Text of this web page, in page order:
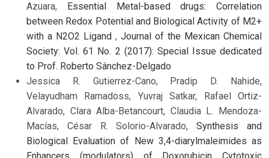
Azuara,
Essential Metal-based drugs: Correlation
between Redox Potential and Biological Activity of M2+
with a N2O2 Ligand , Journal of the Mexican Chemical
Society: Vol. 61 No. 2 (2017): Special Issue dedicated
to Prof. Roberto Sánchez-Delgado
Jessica R. Gutierrez-Cano, Pradip D. Nahide,
Velayudham Ramadoss, Yuvraj Satkar, Rafael Ortiz-
Alvarado, Clara Alba-Betancourt, Claudia L. Mendoza-
Macías, César R. Solorio-Alvarado,Synthesis and
Biological Evaluation of New 3,4-diarylmaleimides as